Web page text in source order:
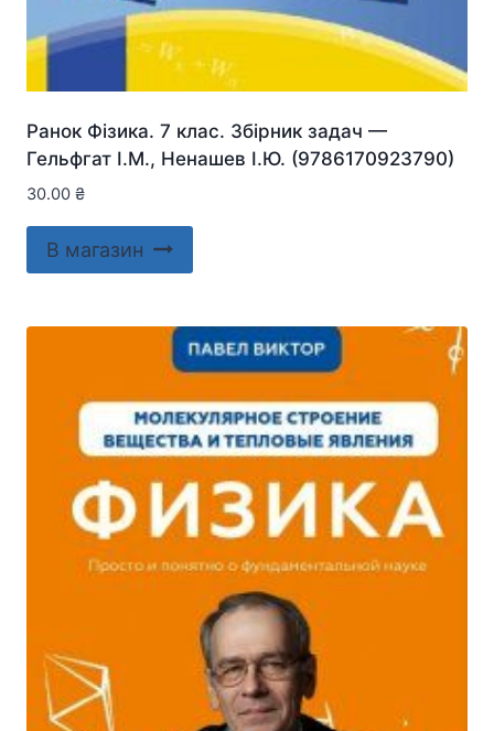
Ранок Фізика. 7 клас. Збірник задач —
Гельфгат І.М., Ненашев І.Ю. (9786170923790)
30.00 ₴
В магазин